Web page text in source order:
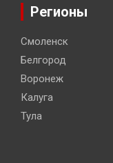
Регионы
Смоленск
Белгород
Воронеж
Калуга
Тула